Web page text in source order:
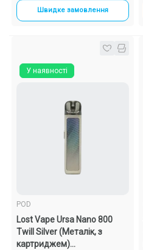
Швидке замовлення
У наявності
POD
Lost Vape Ursa Nano 800
Twill Silver (Металік, з
картриджем)